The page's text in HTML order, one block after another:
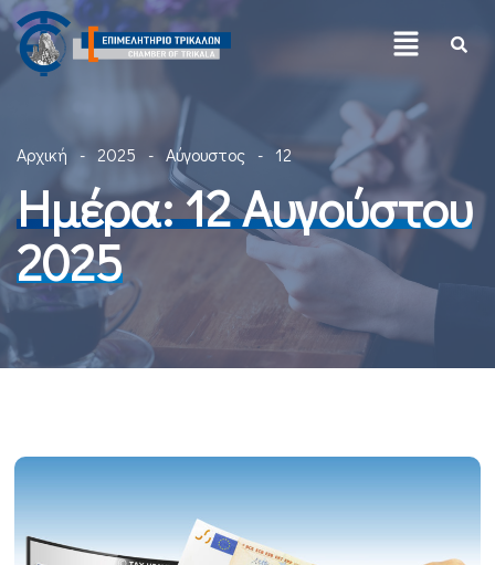
Αρχική 2025 Αύγουστος 12
Ημέρα:12 Αυγούστου
2025